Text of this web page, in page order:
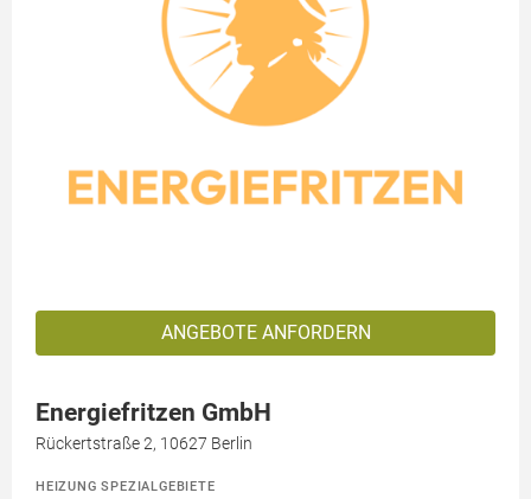
ANGEBOTE ANFORDERN
Energiefritzen GmbH
Rückertstraße 2, 10627 Berlin
HEIZUNG SPEZIALGEBIETE